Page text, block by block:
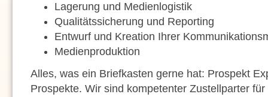
Lagerung und Medienlogistik
Qualitätssicherung und Reporting
Entwurf und Kreation Ihrer
Medienproduktion
Alles, was ein Briefkasten gerne hat: Prospekt
Prospekte. Wir sind kompetenter Zustellparter